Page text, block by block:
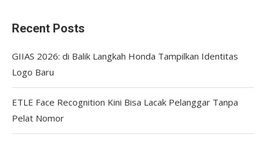
Recent Posts
GIIAS 2026: di Balik Langkah Honda Tampilkan Identitas
Logo Baru
ETLE Face Recognition Kini Bisa Lacak Pelanggar Tanpa
Pelat Nomor